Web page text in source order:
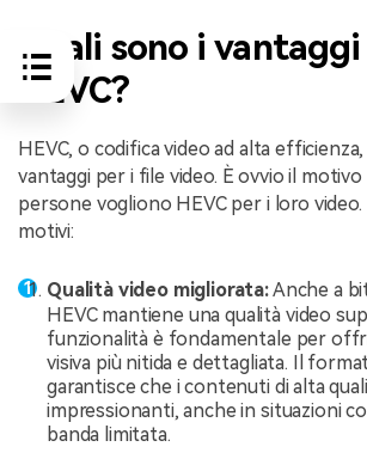
Quali sono i
HEVC?
HEVC, o codifica video ad alta
vantaggi per i file video. È ovvio il motivo
persone vogliono HEVC per i loro video.
motivi:
Qualità video migliorata:Anche a
HEVC mantiene una qualità video
funzionalità è fondamentale per
visiva più nitida e dettagliata. Il
garantisce che i contenuti di alta
impressionanti, anche in situazioni
banda limitata.